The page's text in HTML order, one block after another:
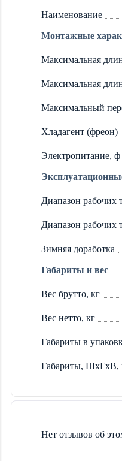
Наименование
Монтажные
Максимальная
Максимальная
Максимальный
Хладагент (фреон)
Электропитание,
Диапазон рабочих
Диапазон рабочих
Зимняя доработка
Габариты и вес
Вес брутто, кг
Вес нетто, кг
Габариты в
Габариты, ШхГхВ,
Нет отзывов об